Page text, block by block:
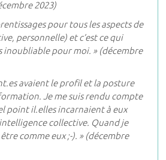
2023)
pour tous les aspects de
personnelle) et c’est ce qui
inoubliable pour moi. » (décembre
avaient le profil et la posture
Je me suis rendu compte
point il.elles incarnaient à eux
collective. Quand je
comme eux ;-). » (décembre